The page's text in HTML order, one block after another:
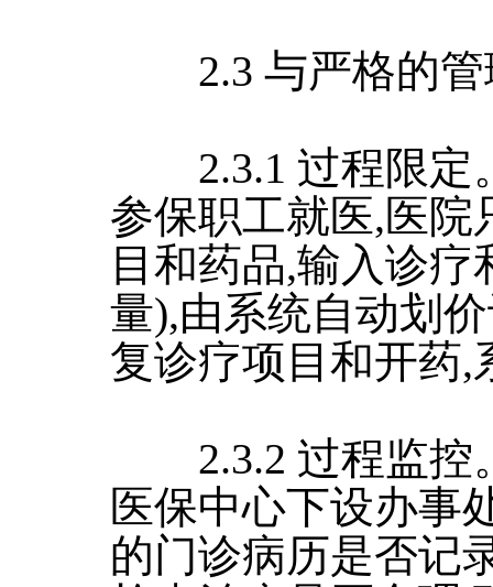
2.3 与严格的管
2.3.1 过程限定
参保职工就医,医院
目和药品,输入诊
量),由系统自动划
复诊疗项目和开药,
2.3.2 过程监控
医保中心下设办事
的门诊病历是否记